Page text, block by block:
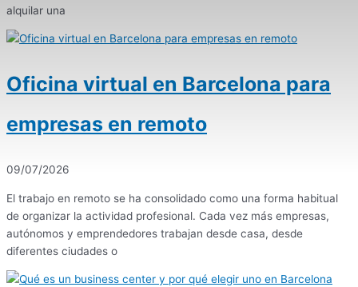
alquilar una
Oficina virtual en Barcelona para
empresas en remoto
09/07/2026
El trabajo en remoto se ha consolidado como una forma habitual
de organizar la actividad profesional. Cada vez más empresas,
autónomos y emprendedores trabajan desde casa, desde
diferentes ciudades o